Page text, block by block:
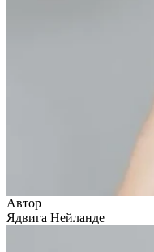
Автор
Ядвига Нейланде